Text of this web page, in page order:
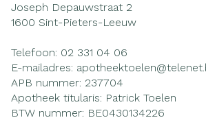
Joseph Depauwstraat 2
1600 Sint-Pieters-Leeuw
Telefoon: 02 331 04 06
E-mailadres: apotheektoelen@
APB nummer: 237704
Apotheek titularis: Patrick Toelen
BTW nummer: BE0430134226